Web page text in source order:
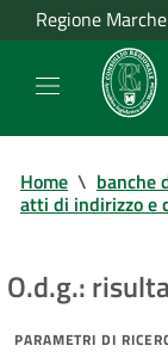
Regione Marche
Home \ banche
atti di indirizzo e
O.d.g.:
PARAMETRI DI